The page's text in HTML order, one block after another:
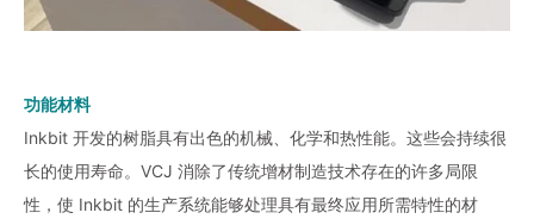
功能材料
Inkbit 开发的树脂具有出色的机械、化学和热性能。这些会持续很
长的使用寿命。VCJ 消除了传统增材制造技术存在的许多局限
性，使 Inkbit 的生产系统能够处理具有最终应用所需特性的材